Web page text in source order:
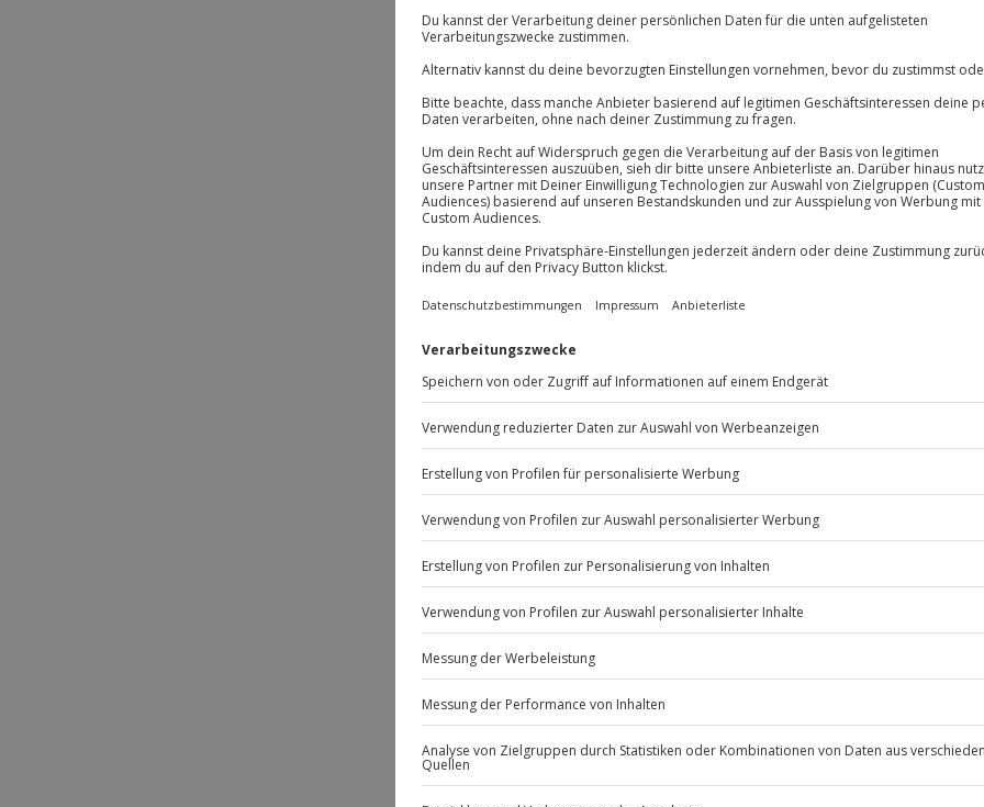
Wertgutschein ab 20
Einlösbar in über 9.000
3 Jahre gültig ab Ende
Mit passender
Per Post oder PDF
Wertgutschein ab 20
Einlösbar in über 9.000
3 Jahre gültig ab Ende
Mit passender
Flexibles Geschenk
Wertgutschein ab 20
3 Jahre gültig ab Ende
Mit passender